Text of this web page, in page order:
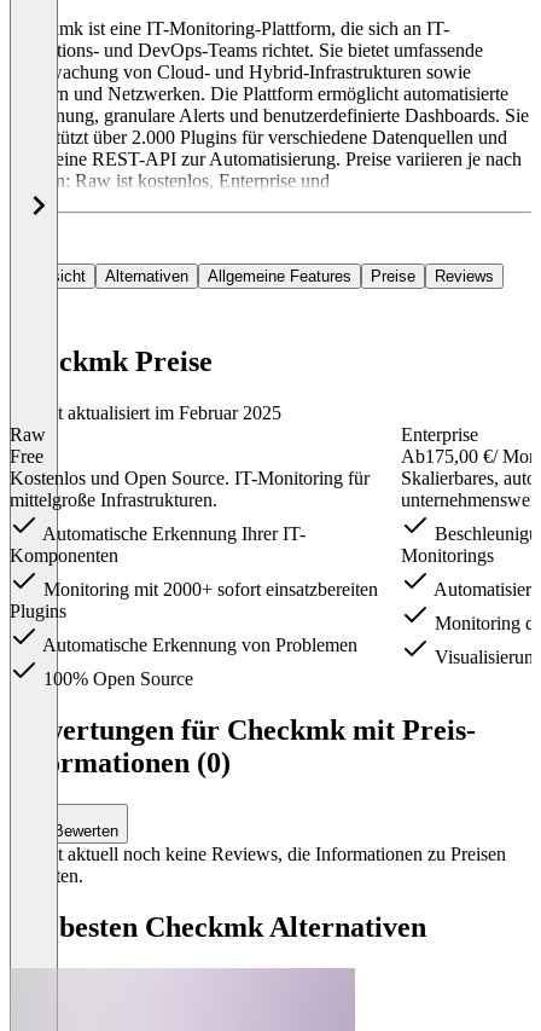
Checkmk ist eine IT-Monitoring-Plattform, die sich an IT-
Operations- und DevOps-Teams richtet. Sie bietet umfassende
Überwachung von Cloud- und Hybrid-Infrastrukturen sowie
Servern und Netzwerken. Die Plattform ermöglicht automatisierte
Erkennung, granulare Alerts und benutzerdefinierte Dashboards. Sie
unterstützt über 2.000 Plugins für verschiedene Datenquellen und
bietet eine REST-API zur Automatisierung. Preise variieren je nach
Edition: Raw ist kostenlos, Enterprise und
Übersicht Alternativen Allgemeine Features Preise Reviews
Checkmk Preise
Zuletzt aktualisiert im Februar 2025
Raw
Free
Kostenlos und Open Source. IT-Monitoring für
mittelgroße Infrastrukturen.
Automatische Erkennung Ihrer IT-
Komponenten
Monitoring mit 2000+ sofort einsatzbereiten
Plugins
Automatische Erkennung von Problemen
100% Open Source
Enterprise
Ab175,00 €/
Skalierbares,
Monitorings
Monitoring
Bewertungen für Checkmk mit Preis-
Informationen (0)
Bewerten
Es gibt aktuell noch keine Reviews, die Informationen zu Preisen
enthalten.
Die besten Checkmk Alternativen